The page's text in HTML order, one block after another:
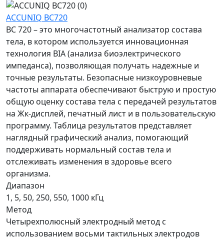
ACCUNIQ BC720
BC 720 – это многочастотный анализатор состава
тела, в котором используется инновационная
технология BIA (анализа биоэлектрического
импеданса), позволяющая получать надежные и
точные результаты. Безопасные низкоуровневые
частоты аппарата обеспечивают быструю и простую
общую оценку состава тела с передачей результатов
на Жк-дисплей, печатный лист и в пользовательскую
программу. Таблица результатов представляет
наглядный графический анализ, помогающий
поддерживать нормальный состав тела и
отслеживать изменения в здоровье всего
организма.
Диапазон
1, 5, 50, 250, 550, 1000 кГц
Метод
Четырехполюсный электродный метод с
использованием восьми тактильных электродов